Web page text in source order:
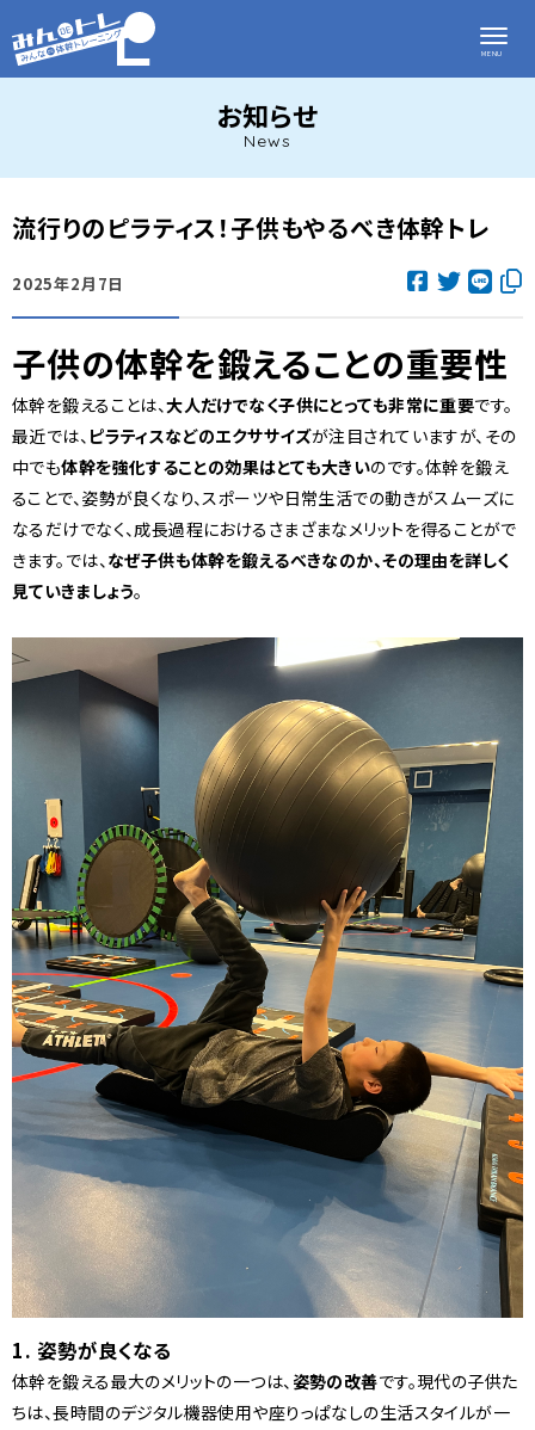
お知らせ
News
流行りのピラティス！子供もやるべき体幹トレ
2025年2月7日
子供の体幹を鍛えることの重要性
体幹を鍛えることは、大人だけでなく子供にとっても非常に重要です。
最近では、 ピラティスなどのエクササイズが注目されていますが、その
中でも体幹を強化することの効果はとても大きいのです。体幹を鍛え
ることで、姿勢が良くなり、スポーツや日常生活での動きがスムーズに
なるだけでなく、成長過程におけるさまざまなメリットを得ることがで
きます。では、 なぜ子供も体幹を鍛えるべきなのか、その理由を詳しく
見ていきましょう。
1. 姿勢が良くなる
体幹を鍛える最大のメリットの一つは、 姿勢の改善です。現代の子供た
ちは、長時間のデジタル機器使用や座りっぱなしの生活スタイルが一